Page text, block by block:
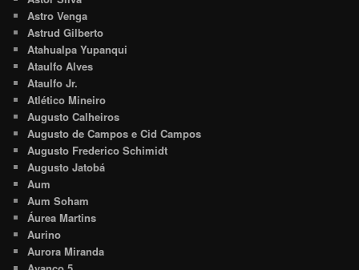
Astro Venga
Astrud Gilberto
Atahualpa Yupanqui
Ataulfo Alves
Ataulfo Jr.
Atlético Mineiro
Augusto Calheiros
Augusto de Campos e Cid Campos
Augusto Frederico Schimidt
Augusto Jatobá
Aum
Aum Soham
Áurea Martins
Aurino
Aurora Miranda